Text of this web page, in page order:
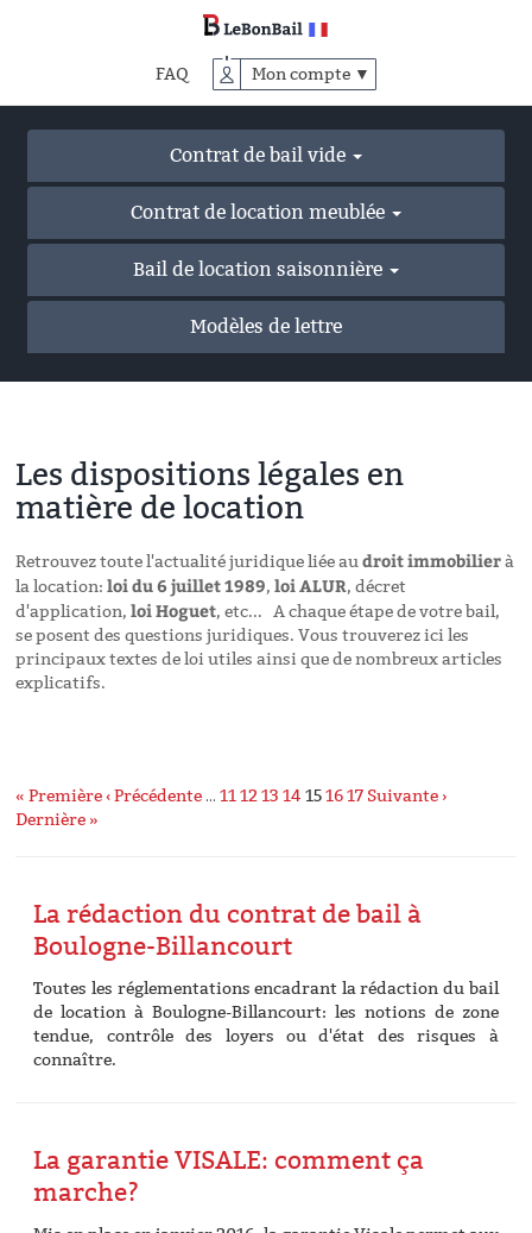
FAQ Mon compte ▼
Contrat de bail vide
Contrat de location meublée
Bail de location saisonnière
Modèles de lettre
Les dispositions légales en
matière de location
Retrouvez toute l'actualité juridique liée audroit immobilierà
la location:loi du 6 juillet 1989,loi ALUR, décret
d'application,loi Hoguet, etc... A chaque étape de votre bail,
se posent des questions juridiques. Vous trouverez ici les
principaux textes de loi utiles ainsi que de nombreux articles
explicatifs.
« Première ‹ Précédente … 11 12 13 14 1516 17 Suivante ›
Dernière »
La rédaction du contrat de bail à
Boulogne-Billancourt
Toutes les réglementations encadrant la rédaction du bail
de location à Boulogne-Billancourt: les notions de zone
tendue, contrôle des loyers ou d'état des risques à
connaître.
La garantie VISALE: comment ça
marche?